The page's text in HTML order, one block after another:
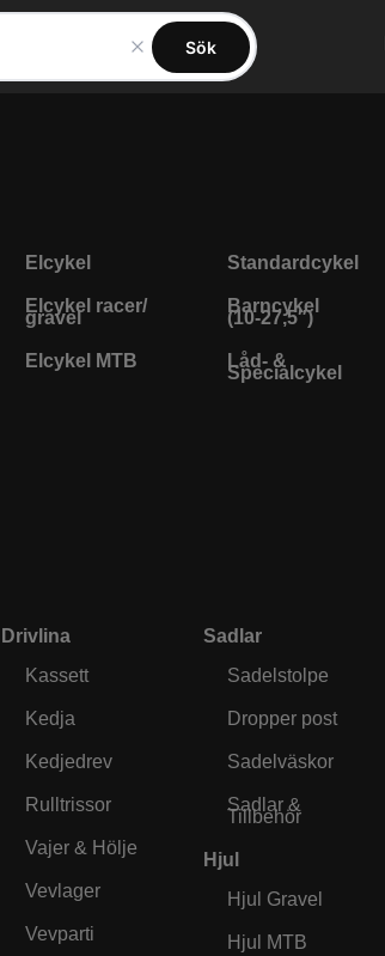
Sök
Elcykel
Elcykel racer/
gravel
Elcykel MTB
Standardcykel
Barncykel
(10-27,5″)
Låd- &
Specialcykel
Drivlina
Kassett
Kedja
Kedjedrev
Rulltrissor
Vajer & Hölje
Vevlager
Vevparti
Sadlar
Sadelstolpe
Dropper post
Sadelväskor
Sadlar &
Tillbehör
Hjul
Hjul Gravel
Hjul MTB